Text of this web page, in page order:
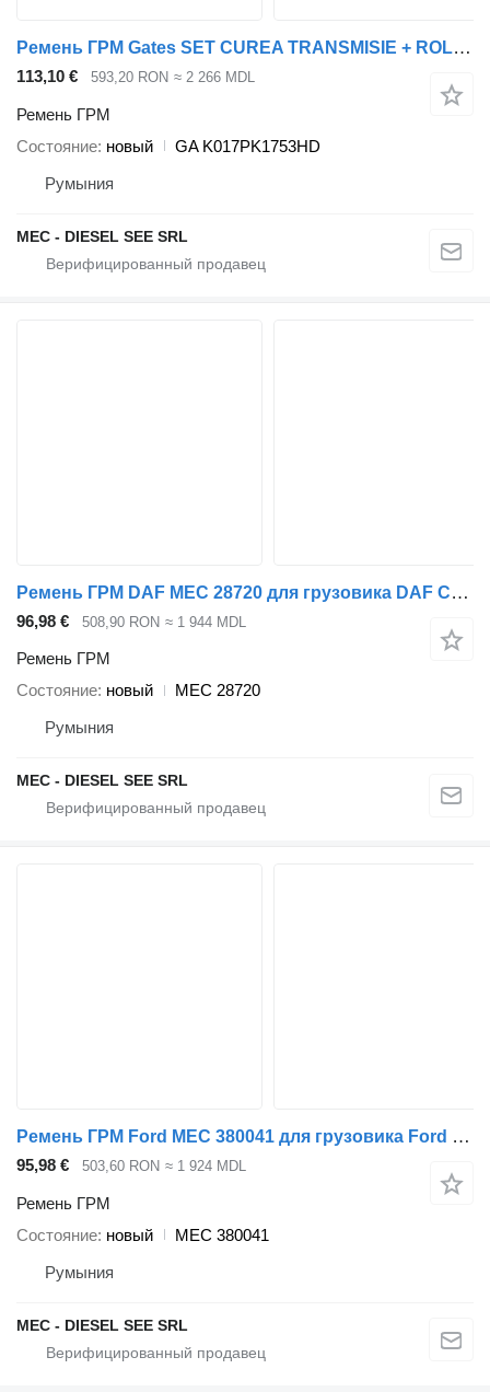
Ремень ГРМ Gates SET CUREA TRANSMISIE + ROLA GHIDARE+ROLA TRANSMISIE GA K017PK1753HD для грузовика DAF CF 85, X
113,10 € 593,20 RON ≈ 2 266 MDL
Ремень ГРМ
Состояние новый
GA K017PK1753HD
Румыния
MEC - DIESEL SEE SRL
Ремень ГРМ DAF MEC 28720 для грузовика DAF CF85
96,98 € 508,90 RON ≈ 1 944 MDL
Ремень ГРМ
Состояние новый
MEC 28720
Румыния
MEC - DIESEL SEE SRL
Ремень ГРМ Ford MEC 380041 для грузовика Ford TRANSIT 2.4 H9FB D JXFA C PHFA6 PZ TCK138WO
95,98 € 503,60 RON ≈ 1 924 MDL
Ремень ГРМ
Состояние новый
MEC 380041
Румыния
MEC - DIESEL SEE SRL